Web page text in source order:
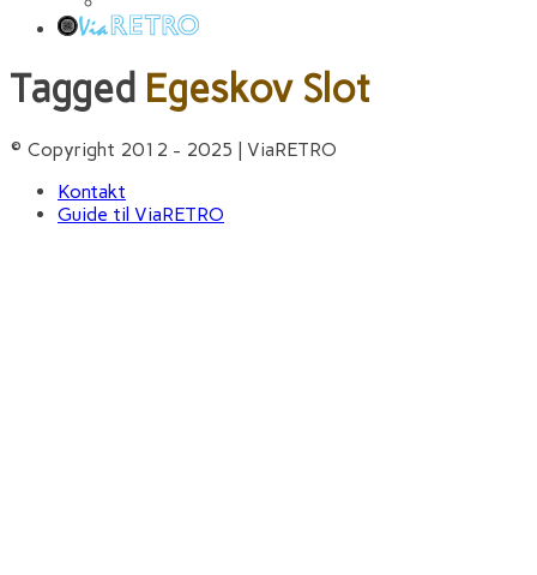
Tagged Egeskov Slot
© Copyright 2012 - 2025 | ViaRETRO
Kontakt
Guide til ViaRETRO